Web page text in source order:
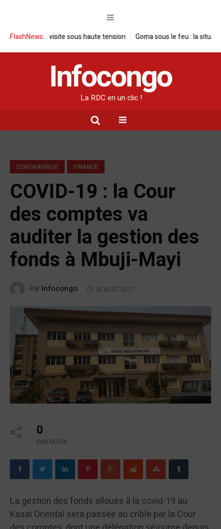
FlashNews:
: une visite sous haute tension Goma sous le feu : la situation
Infocongo
La RDC en un clic !
CORONAVIRUS FINANCE
COVID-19 : la Cour
des comptes va
auditer la gestion des
fonds à Mbuji-Mayi
Par Infocongo 25 AOÛT 2021
0
PARTAGER
La gestion des fonds alloués à la covid-19 au
Kasaï Oriental sera passée au crible par la Cour